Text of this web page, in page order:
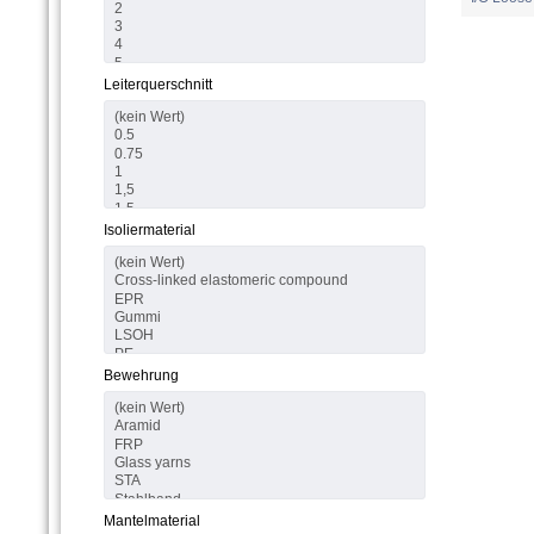
Leiterquerschnitt
Isoliermaterial
Bewehrung
Mantelmaterial